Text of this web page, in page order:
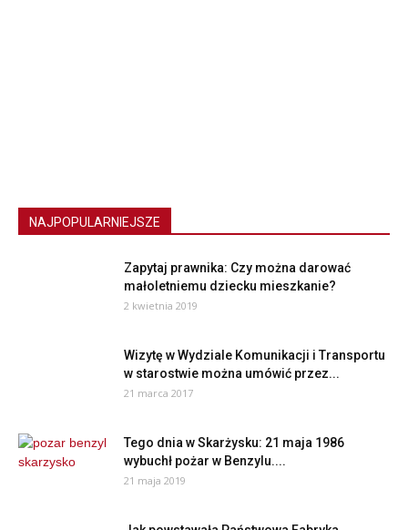
NAJPOPULARNIEJSZE
Zapytaj prawnika: Czy można darować
małoletniemu dziecku mieszkanie?
2 kwietnia 2019
Wizytę w Wydziale Komunikacji i Transportu
w starostwie można umówić przez...
21 marca 2017
Tego dnia w Skarżysku: 21 maja 1986
wybuchł pożar w Benzylu....
21 maja 2019